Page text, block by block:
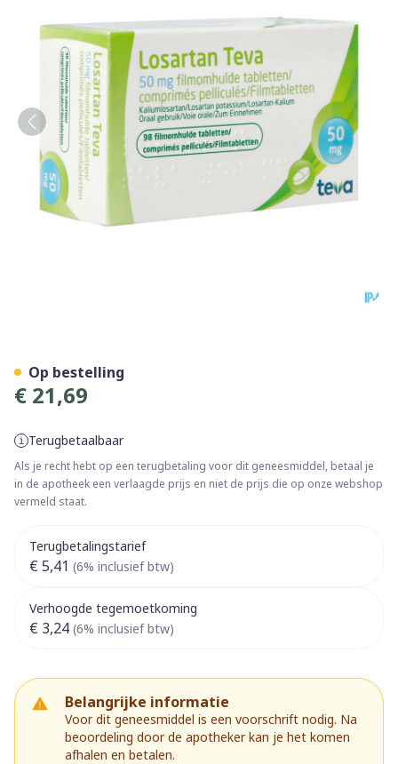
€ 21,69
Terugbetaalbaar
Als je recht hebt op een terugbetaling voor dit geneesmiddel, betaal je
in de apotheek een verlaagde prijs en niet de prijs die op onze webshop
vermeld staat.
Terugbetalingstarief
€ 5,41 (6% inclusief btw)
Verhoogde tegemoetkoming
€ 3,24 (6% inclusief btw)
Belangrijke informatie
Voor dit geneesmiddel is een voorschrift nodig. Na
beoordeling door de apotheker kan je het komen
afhalen en betalen.
Op bestelling